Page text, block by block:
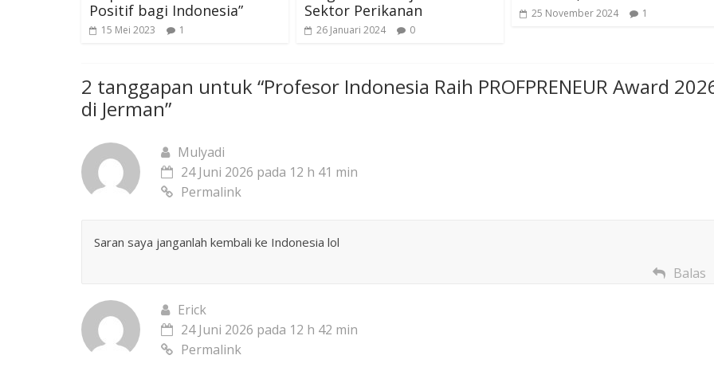
Positif bagi Indonesia”
15 Mei 2023 1
Sektor Perikanan
26 Januari 2024 0
25 November 2024 1
2 tanggapan untuk “Profesor Indonesia Raih PROFPRENEUR Award
di Jerman”
Mulyadi
24 Juni 2026 pada 12 h 41 min
Permalink
Saran saya janganlah kembali ke Indonesia lol
Balas
Erick
24 Juni 2026 pada 12 h 42 min
Permalink